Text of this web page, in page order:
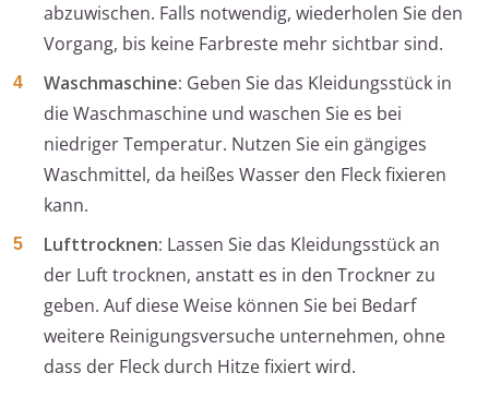
abzuwischen. Falls notwendig, wiederholen Sie den
Vorgang, bis keine Farbreste mehr sichtbar sind.
Waschmaschine: Geben Sie das Kleidungsstück in
die Waschmaschine und waschen Sie es bei
niedriger Temperatur. Nutzen Sie ein gängiges
Waschmittel, da heißes Wasser den Fleck fixieren
kann.
Lufttrocknen: Lassen Sie das Kleidungsstück an
der Luft trocknen, anstatt es in den Trockner zu
geben. Auf diese Weise können Sie bei Bedarf
weitere Reinigungsversuche unternehmen, ohne
dass der Fleck durch Hitze fixiert wird.